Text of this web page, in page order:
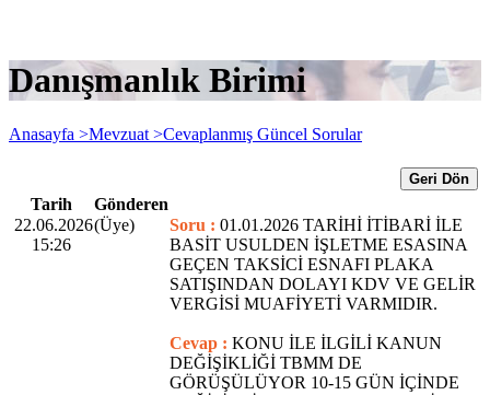
Danışmanlık Birimi
Anasayfa >Mevzuat >Cevaplanmış Güncel Sorular
Geri Dön
Tarih
Gönderen
22.06.2026
15:26
(Üye) Soru : 01.01.2026 TARİHİ İTİBARİ İLE
BASİT USULDEN İŞLETME ESASINA
GEÇEN TAKSİCİ ESNAFI PLAKA
SATIŞINDAN DOLAYI KDV VE GELİR
VERGİSİ MUAFİYETİ VARMIDIR.
Cevap : KONU İLE İLGİLİ KANUN
DEĞİŞİKLİĞİ TBMM DE
GÖRÜŞÜLÜYOR 10-15 GÜN İÇİNDE